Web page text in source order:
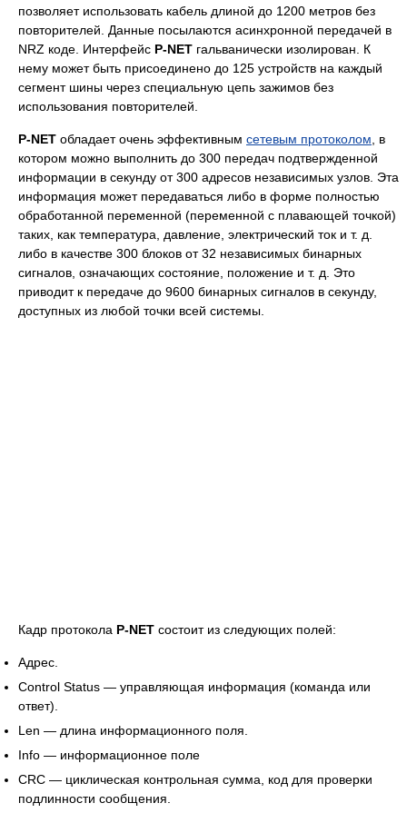
позволяет использовать кабель длиной до 1200 метров без
повторителей. Данные посылаются асинхронной передачей в
NRZ коде. Интерфейс P-NET гальванически изолирован. К
нему может быть присоединено до 125 устройств на каждый
сегмент шины через специальную цепь зажимов без
использования повторителей.
P-NET обладает очень эффективным сетевым протоколом , в
котором можно выполнить до 300 передач подтвержденной
информации в секунду от 300 адресов независимых узлов. Эта
информация может передаваться либо в форме полностью
обработанной переменной (переменной с плавающей точкой)
таких, как температура, давление, электрический ток и т. д.
либо в качестве 300 блоков от 32 независимых бинарных
сигналов, означающих состояние, положение и т. д. Это
приводит к передаче до 9600 бинарных сигналов в секунду,
доступных из любой точки всей системы.
Кадр протокола P-NET состоит из следующих полей:
Адрес.
Control Status — управляющая информация (команда или
ответ).
Len — длина информационного поля.
Info — информационное поле
CRC — циклическая контрольная сумма, код для проверки
подлинности сообщения.